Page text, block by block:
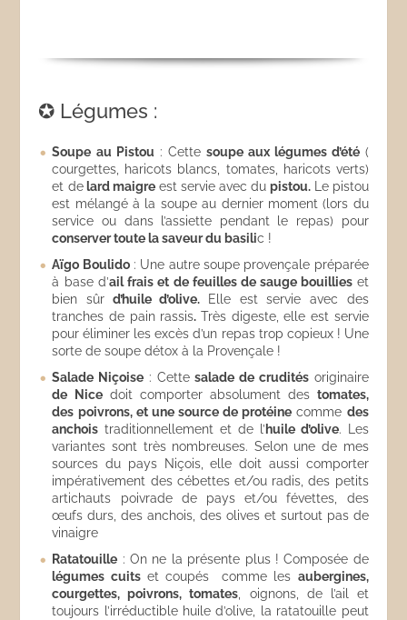
✪ Légumes :
Soupe au Pistou : Cettesoupe aux légumes d’été (
courgettes, haricots blancs, tomates, haricots verts)
et delard maigreest servie avec dupistou.
Le pistou
est mélangé à la soupe au dernier moment (lors du
service ou dans l’assiette pendant le repas) pour
conserver toute la saveur du basilic !
Aïgo Boulido: Une autre soupe provençale préparée
à base d’ail frais et de feuilles de sauge bouillies et
bien sûr d’huile d’olive.
Elle est servie avec des
tranches de pain rassis.Très digeste, elle est servie
pour éliminer les excès d’un repas trop copieux ! Une
sorte de soupe détox à la Provençale !
Salade Niçoise : Cettesalade de cruditésoriginaire
de Nicedoit comporter absolument des tomates,
des poivrons, et une source de protéine comme des
anchois traditionnellement et de l’huile d’olive. Les
variantes sont très nombreuses. Selon une de mes
sources du pays Niçois, elle doit aussi comporter
impérativement des cébettes et/ou radis, des petits
artichauts poivrade de pays et/ou févettes, des
œufs durs, des anchois, des olives et surtout pas de
vinaigre
Ratatouille : On ne la présente plus ! Composée de
légumes cuitset coupés comme les aubergines,
courgettes, poivrons, tomates , oignons, de l’ail et
toujours l’irréductible huile d’olive, la ratatouille peut